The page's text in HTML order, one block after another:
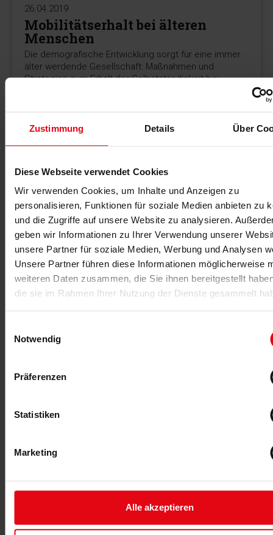
Zustimmung Details Über
Diese Webseite verwendet Cookies
Wir verwenden Cookies, um Inhalte und Anzeigen zu
personalisieren, Funktionen für soziale Medien anbieten zu
und die Zugriffe auf unsere Website zu analysieren.
geben wir Informationen zu Ihrer Verwendung unserer
unsere Partner für soziale Medien, Werbung und Analysen
Unsere Partner führen diese Informationen möglicherweise
weiteren Daten zusammen, die Sie ihnen bereitgestellt
die sie im Rahmen Ihrer Nutzung der Dienste gesammelt
Notwendig
Präferenzen
Statistiken
Marketing
Alle akzeptieren
26.04.2019
Mobilitätserhalt bei älteren
Menschen
Die demografische Entwicklung sorgt für eine immer
älter werdende Gesellschaft: Maßnahmen und
Strategien zum Erhalt der Selbstständigkeit bei
MEHR >
22.04.2019
Fitte Senioren im Studio
Gesundheitsbranche vor Herausforderungen. Welche